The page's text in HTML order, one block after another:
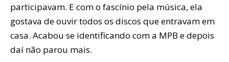
participavam. E com o fascínio pela música, ela
gostava de ouvir todos os discos que entravam em
casa. Acabou se identificando com a MPB e depois
daí não parou mais.